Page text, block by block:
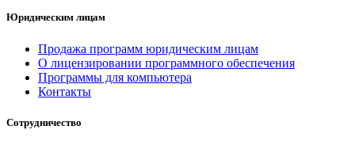
Юридическим лицам
Продажа программ юридическим лицам
О лицензировании программного обеспечения
Программы для компьютера
Контакты
Сотрудничество